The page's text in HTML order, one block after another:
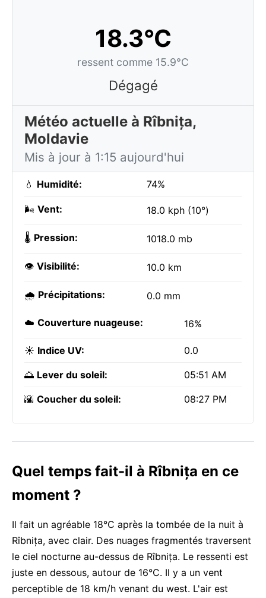
18.3°C
ressent comme 15.9°C
Dégagé
Météo actuelle à Rîbnița,
Moldavie
Mis à jour à 1:15 aujourd'hui
💧 Humidité: 74%
🌬️ Vent: 18.0 kph (10°)
🌡️ Pression: 1018.0 mb
👁️ Visibilité: 10.0 km
🌧️ Précipitations: 0.0 mm
☁️ Couverture nuageuse: 16%
☀️ Indice UV: 0.0
🌅 Lever du soleil: 05:51 AM
🌇 Coucher du soleil: 08:27 PM
Quel temps fait-il à Rîbnița en ce
moment ?
Il fait un agréable 18°C après la tombée de la nuit à
Rîbnița, avec clair. Des nuages fragmentés traversent
le ciel nocturne au-dessus de Rîbnița. Le ressenti est
juste en dessous, autour de 16°C. Il y a un vent
perceptible de 18 km/h venant du west. L'air est